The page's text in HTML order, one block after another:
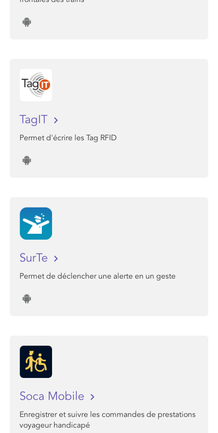
TagIT
Permet d'écrire les Tag RFID
SurTe
Permet de déclencher une alerte en un geste
Soca Mobile
Enregistrer et suivre les commandes de prestations
voyageur handicapé